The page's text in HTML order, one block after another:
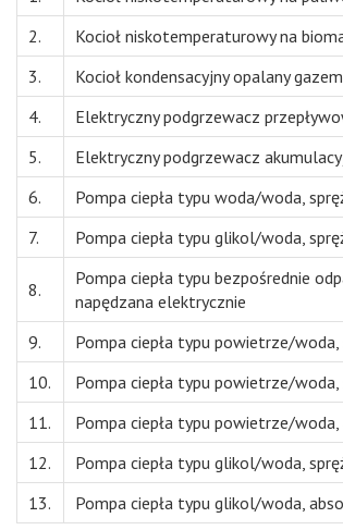
2.
Kocioł niskotemperaturowy na
3.
Kocioł kondensacyjny opalany
4.
Elektryczny podgrzewacz
5.
Elektryczny podgrzewacz
6.
Pompa ciepła typu woda/woda,
7.
Pompa ciepła typu glikol/woda,
8.
Pompa ciepła typu bezpośrednie
napędzana elektrycznie
9. Pompa ciepła typu powietrze/
10.
Pompa ciepła typu powietrze/
11.
Pompa ciepła typu powietrze/
12.
Pompa ciepła typu glikol/woda,
13.
Pompa ciepła typu glikol/woda,